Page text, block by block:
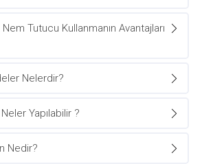
Tutucu Kullanmanın Avantajları
Nelerdir?
Yapılabilir ?
Nedir?